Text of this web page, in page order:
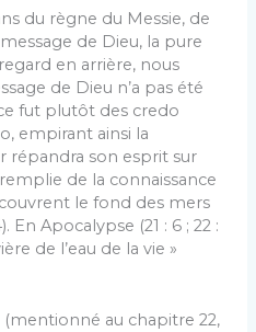
du règne du Messie, de
de Dieu, la pure
en arrière, nous
de Dieu n’a pas été
fut plutôt des credo
empirant ainsi la
répandra son esprit sur
de la connaissance
le fond des mers
En Apocalypse (21 : 6 ; 22 :
de l’eau de la vie »
au chapitre 22,